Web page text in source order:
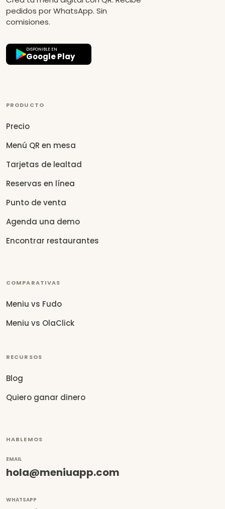
pedidos por WhatsApp. Sin
comisiones.
DISPONIBLE EN
Google Play
PRODUCTO
Precio
Menú QR en mesa
Tarjetas de lealtad
Reservas en línea
Punto de venta
Agenda una demo
Encontrar restaurantes
COMPARATIVAS
Meniu vs Fudo
Meniu vs OlaClick
RECURSOS
Blog
Quiero ganar dinero
HABLEMOS
EMAIL
hola@meniuapp.com
WHATSAPP